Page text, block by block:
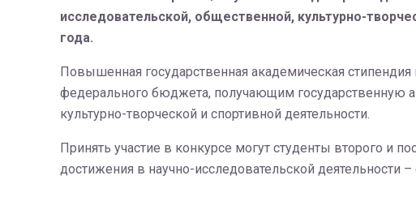
исследовательской, общественной, культурно-
года.
Повышенная государственная академическая
федерального бюджета, получающим государственную
культурно-творческой и спортивной деятельности.
Принять участие в конкурсе могут студенты второго и
достижения в научно-исследовательской деятельности –